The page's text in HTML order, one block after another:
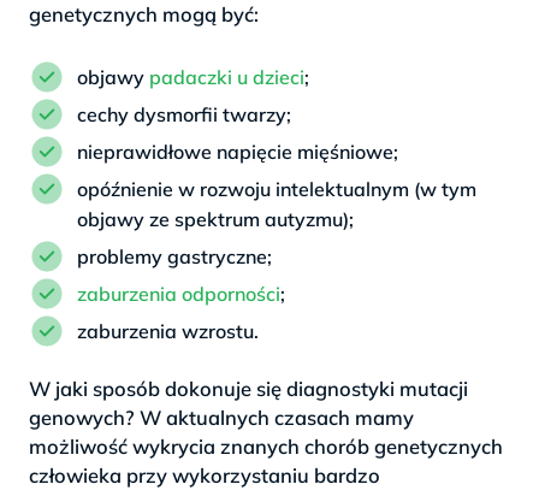
genetycznych mogą być:
objawy padaczki u dzieci;
cechy dysmorfii twarzy;
nieprawidłowe napięcie mięśniowe;
opóźnienie w rozwoju intelektualnym (w tym
objawy ze spektrum autyzmu);
problemy gastryczne;
zaburzenia odporności;
zaburzenia wzrostu.
W jaki sposób dokonuje się diagnostyki mutacji
genowych? W aktualnych czasach mamy
możliwość wykrycia znanych chorób genetycznych
człowieka przy wykorzystaniu bardzo